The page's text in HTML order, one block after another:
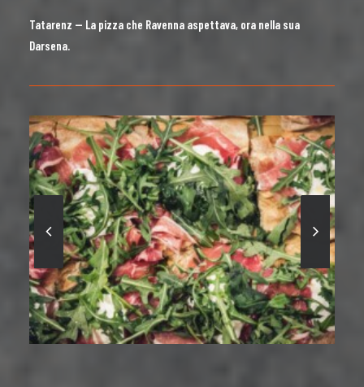
Tatarenz — La pizza che Ravenna aspettava, ora nella sua
Darsena.